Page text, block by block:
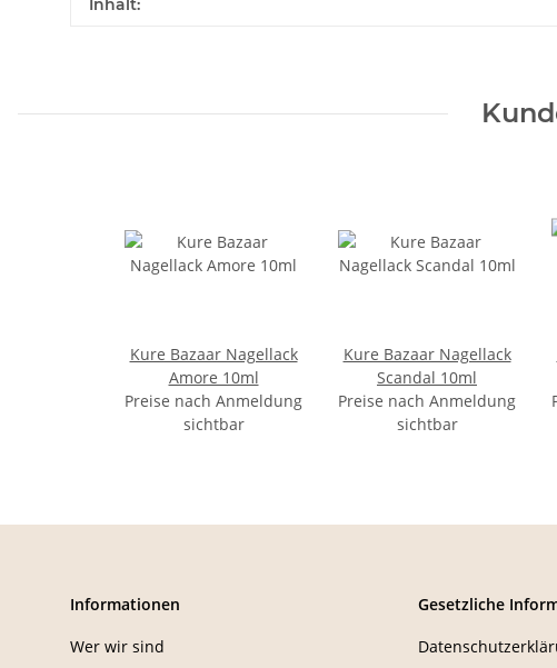
Inhalt:
Kure Bazaar Nagellack
Amore 10ml
Preise nach Anmeldung
sichtbar
Kure Bazaar Nagellack
Scandal 10ml
Preise nach Anmeldung
sichtbar
Informationen
Wer wir sind
Gesetzliche